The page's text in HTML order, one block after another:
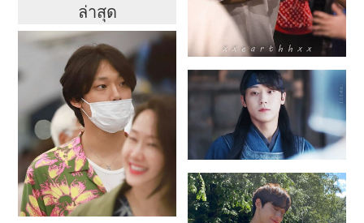
ล่าสุด